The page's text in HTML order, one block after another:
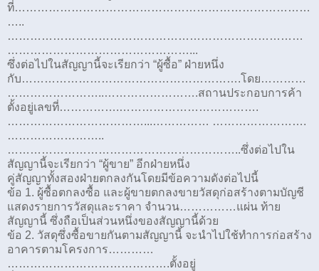
ที่……………………………………………………………………
…..
……………………………………………………………………
…………………………………………...
ซึ่งต่อไปในสัญญานี้จะเรียกว่า “ผู้ซื้อ” ฝ่ายหนึ่ง
กับ………………………………………………….โดย…………
……………………..…………………….สถานประกอบการค้า
ตั้งอยู่เลขที่…………….……………………………….
………………………………...…………… …………………….
……………………..
……………………………………………………..ซึ่งต่อไปใน
สัญญานี้จะเรียกว่า “ผู้ขาย” อีกฝ่ายหนึ่ง
คู่สัญญาทั้งสองฝ่ายตกลงกันโดยมีข้อความดังต่อไปนี้
ข้อ 1. ผู้ซื้อตกลงซื้อ และผู้ขายตกลงขายวัสดุก่อสร้างตามบัญชี
แสดงรายการวัสดุและราคา จำนวน……………แผ่น ท้าย
สัญญานี้ ซึ่งถือเป็นส่วนหนึ่งของสัญญานี้ด้วย
ข้อ 2. วัสดุซึ่งซื้อขายกันตามสัญญานี้ จะนำไปใช้ทำการก่อสร้าง
อาคารตามโครงการ…………
…………………………………….ตั้งอยู่